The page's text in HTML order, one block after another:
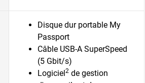
Disque dur portable My
Passport
Câble USB-A SuperSpeed
(5 Gbit/s)
Logiciel2 de gestion